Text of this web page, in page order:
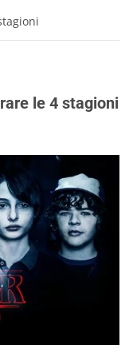
le 4 stagioni